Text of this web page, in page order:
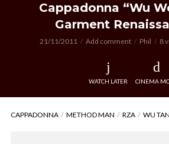
Cappadonna “Wu
Garment
21/11/2011 Add comment Phil 8
WATCH LATER CINEMA
CAPPADONNA METHOD MAN RZA WU